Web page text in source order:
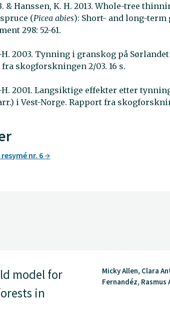
& Hanssen, K. H. 2013. Whole-tree
(Picea abies): Short- and long-term
298: 52-61.
H. 2003. Tynning i granskog på
skogforskningen 2/03. 16 s.
H. 2001. Langsiktige effekter etter
i Vest-Norge. Rapport fra
nr. 6
model for
in
Micky Allen, Clara
Fernandéz, Rasmus